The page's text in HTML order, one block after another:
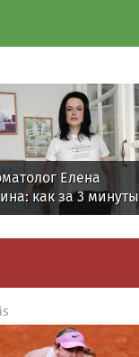
Елена
как за 3 минуты
себе равновесие